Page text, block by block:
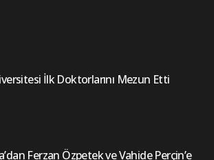
İlk Doktorlarını Mezun Etti
Ferzan Özpetek ve Vahide Perçin’e